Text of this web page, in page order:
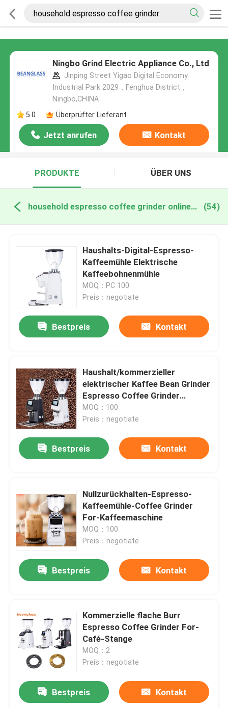
Ningbo Grind Electric Appliance Co., Ltd
Jinping Street Yigao Digital Economy
Industrial Park 2029，Fenghua District，
Ningbo,CHINA
5.0
Überprüfter Lieferant
Jetzt anrufen Kontakt
PRODUKTE ÜBER UNS
household espresso coffee grinder online manufacture (54)
Haushalts-Digital-Espresso-
Kaffeemühle Elektrische
Kaffeebohnenmühle
MOQ：PC 100
Preis：negotiate
Bestpreis Kontakt
Haushalt/kommerzieller
elektrischer Kaffee Bean Grinder
Espresso Coffee Grinder
BG64T1
MOQ：100
Preis：negotiate
Bestpreis Kontakt
Nullzurückhalten-Espresso-
Kaffeemühle-Coffee Grinder
For-Kaffeemaschine
MOQ：100
Preis：negotiate
Bestpreis Kontakt
Kommerzielle flache Burr
Espresso Coffee Grinder For-
Café-Stange
MOQ：2
Preis：negotiate
Bestpreis Kontakt